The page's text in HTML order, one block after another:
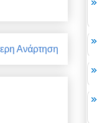
Ανάρτηση